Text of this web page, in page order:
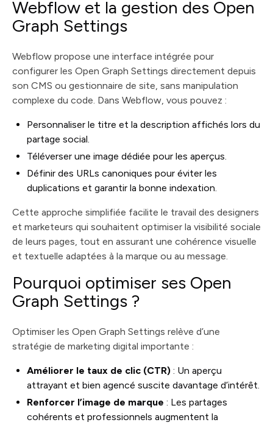
Webflow et la gestion des Open
Graph Settings
Webflow propose une interface intégrée pour
configurer les Open Graph Settings directement depuis
son CMS ou gestionnaire de site, sans manipulation
complexe du code. Dans Webflow, vous pouvez :
Personnaliser le titre et la description affichés lors du
partage social.
Téléverser une image dédiée pour les aperçus.
Définir des URLs canoniques pour éviter les
duplications et garantir la bonne indexation.
Cette approche simplifiée facilite le travail des designers
et marketeurs qui souhaitent optimiser la visibilité sociale
de leurs pages, tout en assurant une cohérence visuelle
et textuelle adaptées à la marque ou au message.
Pourquoi optimiser ses Open
Graph Settings ?
Optimiser les Open Graph Settings relève d’une
stratégie de marketing digital importante :
Améliorer le taux de clic (CTR) : Un aperçu
attrayant et bien agencé suscite davantage d’intérêt.
Renforcer l’image de marque : Les partages
cohérents et professionnels augmentent la